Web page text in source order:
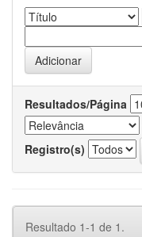
Resultados/Página
Registro(s)
Resultado 1-1 de 1.